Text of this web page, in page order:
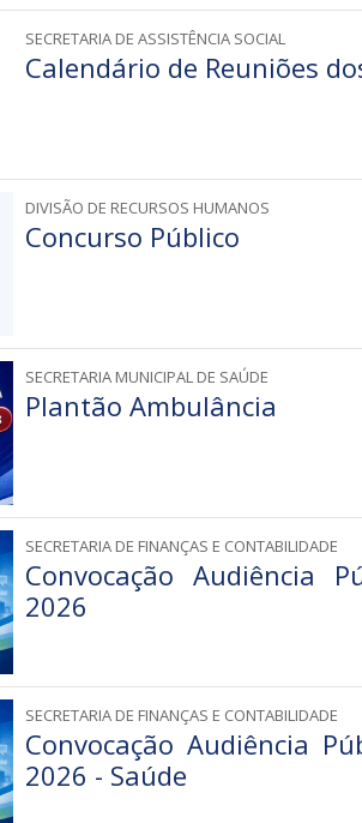
SECRETARIA DE ASSISTÊNCIA SOCIAL
Calendário de Reuniões
DIVISÃO DE RECURSOS HUMANOS
Concurso Público
SECRETARIA MUNICIPAL DE SAÚDE
Plantão Ambulância
SECRETARIA DE FINANÇAS E CONTABILIDADE
Convocação Audiência
2026
SECRETARIA DE FINANÇAS E CONTABILIDADE
Convocação Audiência
2026 - Saúde